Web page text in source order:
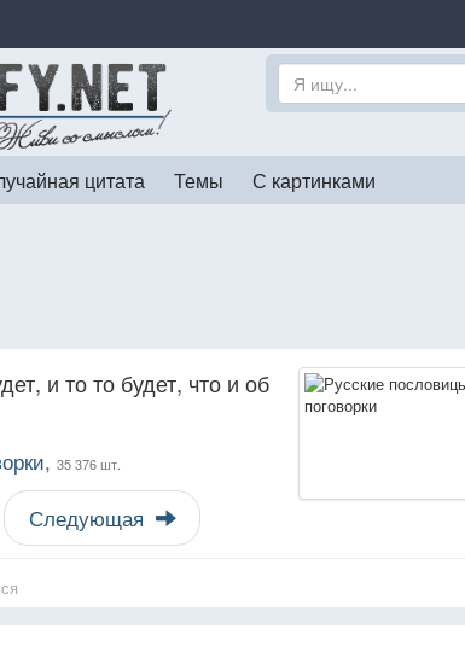
цитата Темы С картинками
и то то будет, что и об
35 376 шт.
Следующая